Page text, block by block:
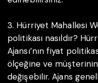
3. Hürriyet Mahallesi
politikası nasıldır?
Ajansı’nın fiyat
ölçeğine ve
değişebilir. Ajans